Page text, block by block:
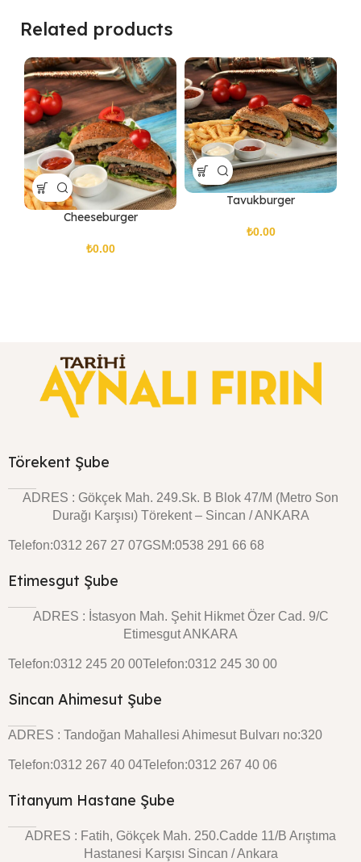
Related products
Cheeseburger
₺
Tavukburger
₺
Törekent Şube
ADRES : Gökçek Mah. 249.Sk. B Blok 47/M (Metro Son
Durağı Karşısı) Törekent – Sincan / ANKARA
Telefon:0312 267 27 07GSM:0538 291 66 68
Etimesgut Şube
ADRES : İstasyon Mah. Şehit Hikmet Özer Cad. 9/C
Etimesgut ANKARA
Telefon:0312 245 20 00Telefon:0312 245 30 00
Sincan Ahimesut Şube
ADRES : Tandoğan Mahallesi Ahimesut Bulvarı no:320
Telefon:0312 267 40 04Telefon:0312 267 40 06
Titanyum Hastane Şube
ADRES : Fatih, Gökçek Mah. 250.Cadde 11/B Arıştıma
Hastanesi Karşısı Sincan / Ankara